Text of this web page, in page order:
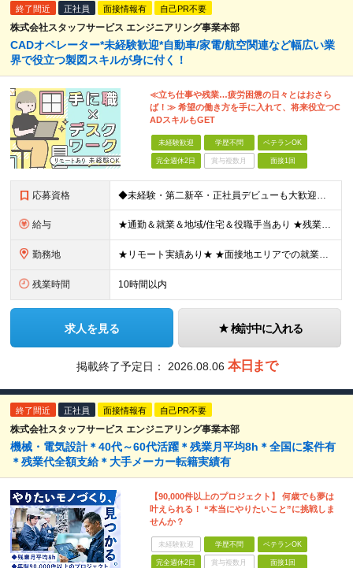
終了間近 正社員 面接情報有 自己PR不要
株式会社スタッフサービス エンジニアリング事業本部
CADオペレーター*未経験歓迎*自動車/家電/航空関連など幅広い業
界で役立つ製図スキルが身に付く！
≪立ち仕事や残業…疲労困憊の日々とはおさら
ば！≫ 希望の働き方を手に入れて、将来役立つC
ADスキルもGET
未経験歓迎 学歴不問 ベテランOK
完全週休2日 賞与複数月 面接1回
応募資格 ◆未経験・第二新卒・正社員デビューも大歓迎／経験・知識ゼロでOK！ ◆学歴不問 ★人物重視 ★入社前の経験・スキルはゼロでOK CADの基本的な知識・操作経験がある方は歓迎します。 地方在住の方も
給与 ★通勤＆就業＆地域/住宅＆役職手当あり ★残業代は全額支給 ★選べる給与制度あり！ ■東京・神奈川・千葉・埼玉勤務の場合 月給24.5万円～55万円＋諸手当 （残業代は全額支給） (20,000円の
勤務地 ★リモート実績あり★ ★面接地エリアでの就業率92％以上！ 『地元で働きたい』という希望に、業界トップクラス約7,000件の取引事業所数、90,000件以上のプロジェクトから検討をいたします。 全
残業時間 10時間以内
求人を見る 検討中に入れる
掲載終了予定日： 2026.08.06 本日まで
終了間近 正社員 面接情報有 自己PR不要
株式会社スタッフサービス エンジニアリング事業本部
機械・電気設計＊40代～60代活躍＊残業月平均8h＊全国に案件有
＊残業代全額支給＊大手メーカー転籍実績有
【90,000件以上のプロジェクト】 何歳でも夢は
叶えられる！ “本当にやりたいこと”に挑戦しま
せんか？
未経験歓迎 学歴不問 ベテランOK
完全週休2日 賞与複数月 面接1回